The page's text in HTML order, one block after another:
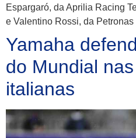
Espargaró, da Aprilia Racing
e Valentino Rossi, da
Yamaha
do Mundial
italianas